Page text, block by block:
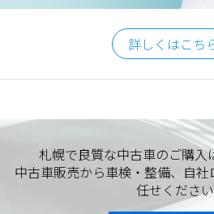
詳しくはこち
札幌で良質な中古車のご購入
中古車販売から車検・整備、自
任せくださ